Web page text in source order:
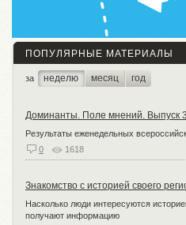
ПОПУЛЯРНЫЕ МАТЕРИАЛЫ
за неделю месяц год
Доминанты. Поле мнений. Выпуск
Результаты еженедельных
0
1618
Знакомство с историей своего
Насколько люди интересуются
получают информацию